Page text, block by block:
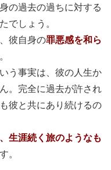
の過去の過ちに対する
でしょう。
彼自身の罪悪感を和ら
う事実は、彼の人生か
。完全に過去が許され
彼と共にあり続けるの
生涯続く旅のようなも
。